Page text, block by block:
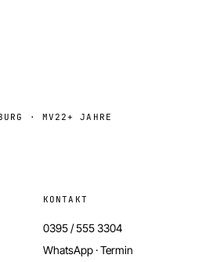
· MV 22+ JAHRE
KONTAKT
0395 / 555 3304
WhatsApp · Termin